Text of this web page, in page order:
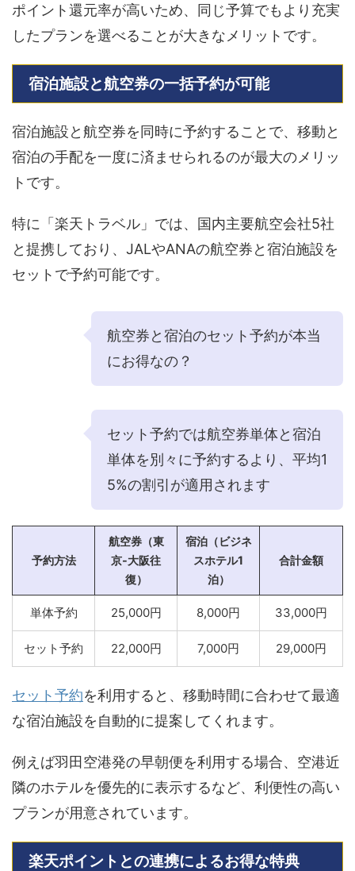
ポイント還元率が高いため、同じ予算でもより充実
したプランを選べることが大きなメリットです。
宿泊施設と航空券の一括予約が可能
宿泊施設と航空券を同時に予約することで、移動と
宿泊の手配を一度に済ませられるのが最大のメリッ
トです。
特に「楽天トラベル」では、国内主要航空会社5社
と提携しており、JALやANAの航空券と宿泊施設を
セットで予約可能です。
航空券と宿泊のセット予約が本当
にお得なの？
セット予約では航空券単体と宿泊
単体を別々に予約するより、平均1
5%の割引が適用されます
予約方法
航空券（東
京-大阪往
復）
宿泊（ビジネ
スホテル1
泊）
合計金額
単体予約 25,000円 8,000円 33,000円
セット予約 22,000円 7,000円 29,000円
セット予約を利用すると、移動時間に合わせて最適
な宿泊施設を自動的に提案してくれます。
例えば羽田空港発の早朝便を利用する場合、空港近
隣のホテルを優先的に表示するなど、利便性の高い
プランが用意されています。
楽天ポイントとの連携によるお得な特典